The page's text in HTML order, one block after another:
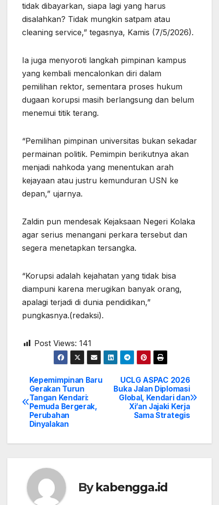
tidak dibayarkan, siapa lagi yang harus
disalahkan? Tidak mungkin satpam atau
cleaning service,” tegasnya, Kamis (7/5/2026).
Ia juga menyoroti langkah pimpinan kampus
yang kembali mencalonkan diri dalam
pemilihan rektor, sementara proses hukum
dugaan korupsi masih berlangsung dan belum
menemui titik terang.
“Pemilihan pimpinan universitas bukan sekadar
permainan politik. Pemimpin berikutnya akan
menjadi nahkoda yang menentukan arah
kejayaan atau justru kemunduran USN ke
depan,” ujarnya.
Zaldin pun mendesak Kejaksaan Negeri Kolaka
agar serius menangani perkara tersebut dan
segera menetapkan tersangka.
“Korupsi adalah kejahatan yang tidak bisa
diampuni karena merugikan banyak orang,
apalagi terjadi di dunia pendidikan,”
pungkasnya.(redaksi).
Post Views: 141
Post
navigation
UCLG ASPAC 2026
Buka Jalan Diplomasi
Global, Kendari dan
Xi’an Jajaki Kerja
Sama Strategis
Kepemimpinan Baru
Gerakan Turun
Tangan Kendari:
Pemuda Bergerak,
Perubahan
Dinyalakan
Bykabengga.id